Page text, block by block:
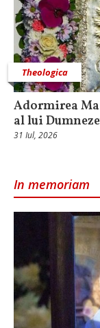
Theologica
Adormirea
al lui
31 Iul, 2026
In memoriam